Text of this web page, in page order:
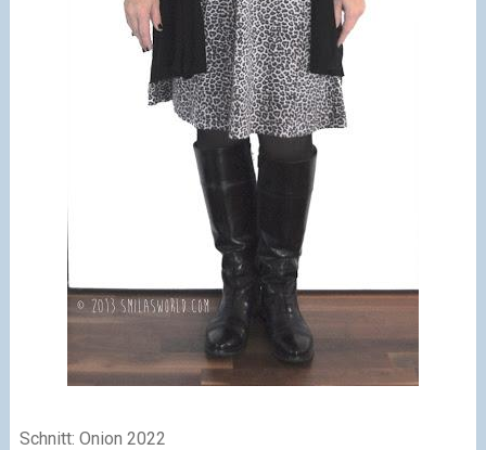
Schnitt: Onion 2022